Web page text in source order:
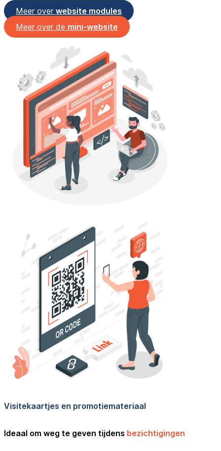
Meer over website modules
Meer over de mini-website
Visitekaartjes en promotiemateriaal
Ideaal om weg te geven tijdens bezichtigingen